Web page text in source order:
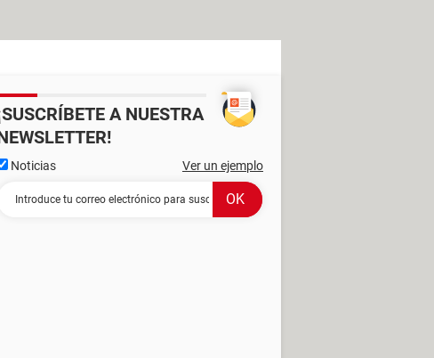
A NUESTRA
Noticias Ver un ejemplo